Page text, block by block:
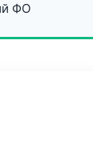
ФО